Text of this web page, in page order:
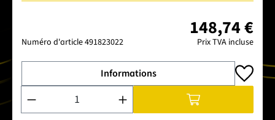
Numéro d'article491823022
148,74 €
Prix TVA incluse
Informations
Quantité de produit : Entrez la quantité souhaitée ou